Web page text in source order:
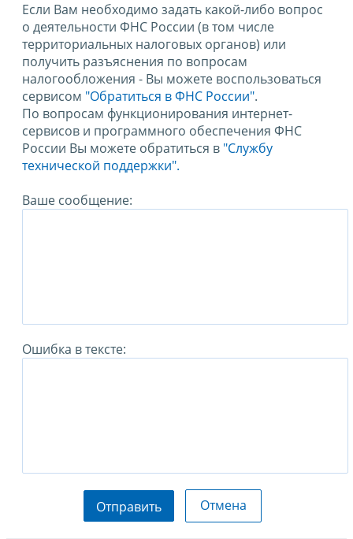
Если Вам необходимо задать какой-либо вопрос
о деятельности ФНС России (в том числе
территориальных налоговых органов) или
получить разъяснения по вопросам
налогообложения - Вы можете воспользоваться
сервисом "Обратиться в ФНС России".
По вопросам функционирования интернет-
сервисов и программного обеспечения ФНС
России Вы можете обратиться в "Службу
технической поддержки".
Ваше сообщение:
Ошибка в тексте:
Отправить Отмена